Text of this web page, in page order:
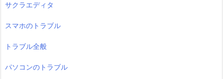
サクラエディタ
スマホのトラブル
トラブル全般
パソコンのトラブル